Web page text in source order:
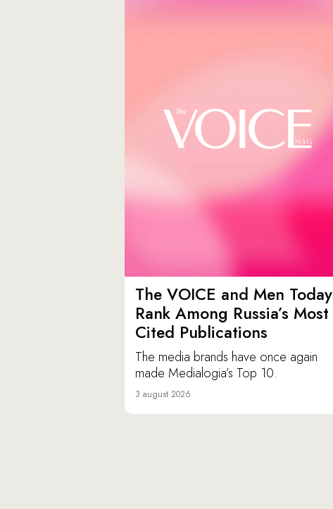
The VOICE and Men Today
Rank Among Russia’s Most
Cited Publications
The media brands have once again
made Medialogia’s Top 10.
3 august 2026